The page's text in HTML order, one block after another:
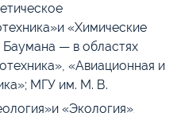
и «Химические
— в областях
«Авиационная и
МГУ им. М. В.
и «Экология»